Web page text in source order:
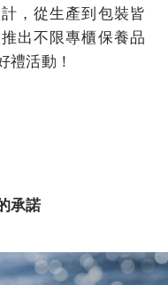
，從生產到包裝皆
出不限專櫃保養品
禮活動！
承諾